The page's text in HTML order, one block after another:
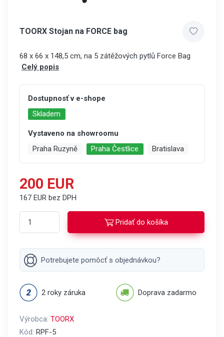
TOORX Stojan na FORCE bag
68 x 66 x 148,5 cm, na 5 zátěžových pytlů Force Bag
Celý popis
Dostupnosť v e-shope
Skladem
Vystaveno na showroomu
Praha Ruzyně
Praha Čestlice Bratislava
200 EUR
167 EUR bez DPH
Pridať do košíka
Potrebujete pomôcť s objednávkou?
2 roky záruka Doprava zadarmo
Výrobca: TOORX
Kód: RPF-5